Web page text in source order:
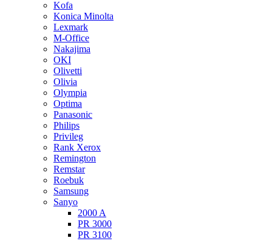
Kofa
Konica Minolta
Lexmark
M-Office
Nakajima
OKI
Olivetti
Olivia
Olympia
Optima
Panasonic
Philips
Privileg
Rank Xerox
Remington
Remstar
Roebuk
Samsung
Sanyo
2000 A
PR 3000
PR 3100